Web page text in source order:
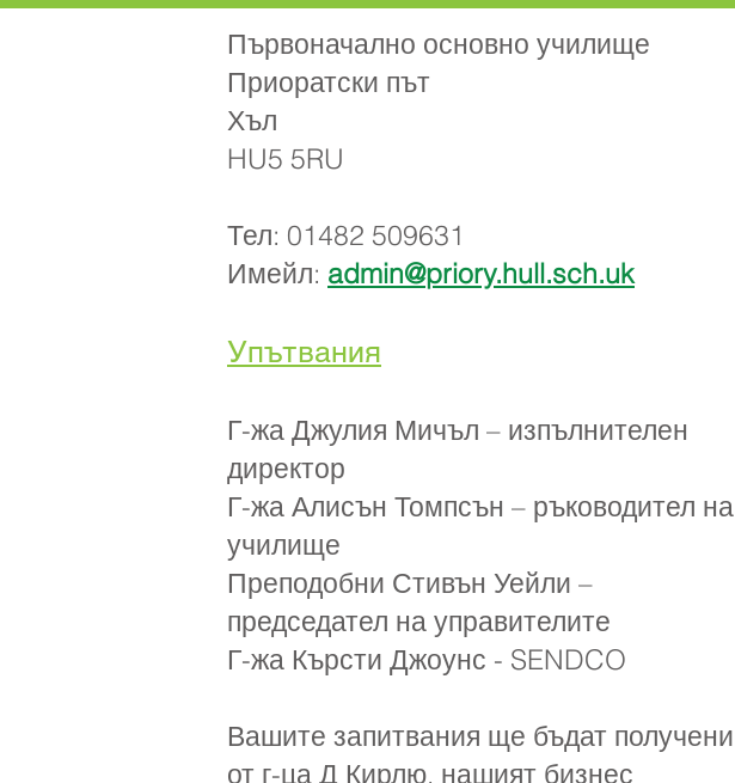
Първоначално основно училище
Приоратски път
Хъл
HU5 5RU
Тел: 01482 509631
Имейл: admin@priory.hull.sch.uk
Упътвания
Г-жа Джулия Мичъл – изпълнителен
директор
Г-жа Алисън Томпсън – ръководител на
училище
Преподобни Стивън Уейли –
председател на управителите
Г-жа Кърсти Джоунс - SENDCO
Вашите запитвания ще бъдат получени
от г-ца Д Кирлю, нашият бизнес